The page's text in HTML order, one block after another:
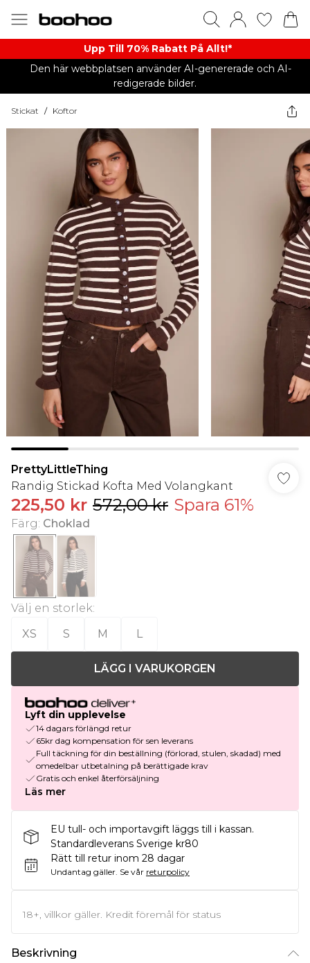
Upp Till 70% Rabatt På Allt!*
Den här webbplatsen använder AI-genererade och AI-
redigerade bilder.
Stickat / Koftor
PrettyLittleThing
Randig Stickad Kofta Med Volangkant
225,50 kr 572,00 kr Spara 61%
Färg: Choklad
Välj en storlek:
XS
S M L
LÄGG I VARUKORGEN
Lyft din upplevelse
14 dagars förlängd retur
65kr dag kompensation för sen leverans
Full täckning för din beställning (förlorad, stulen, skadad) med
omedelbar utbetalning på berättigade krav
Gratis och enkel återförsäljning
Läs mer
EU tull- och importavgift läggs till i kassan.
Standardleverans Sverige kr80
Rätt till retur inom 28 dagar
Undantag gäller. Se vår returpolicy
18+, villkor gäller. Kredit föremål för status
Beskrivning